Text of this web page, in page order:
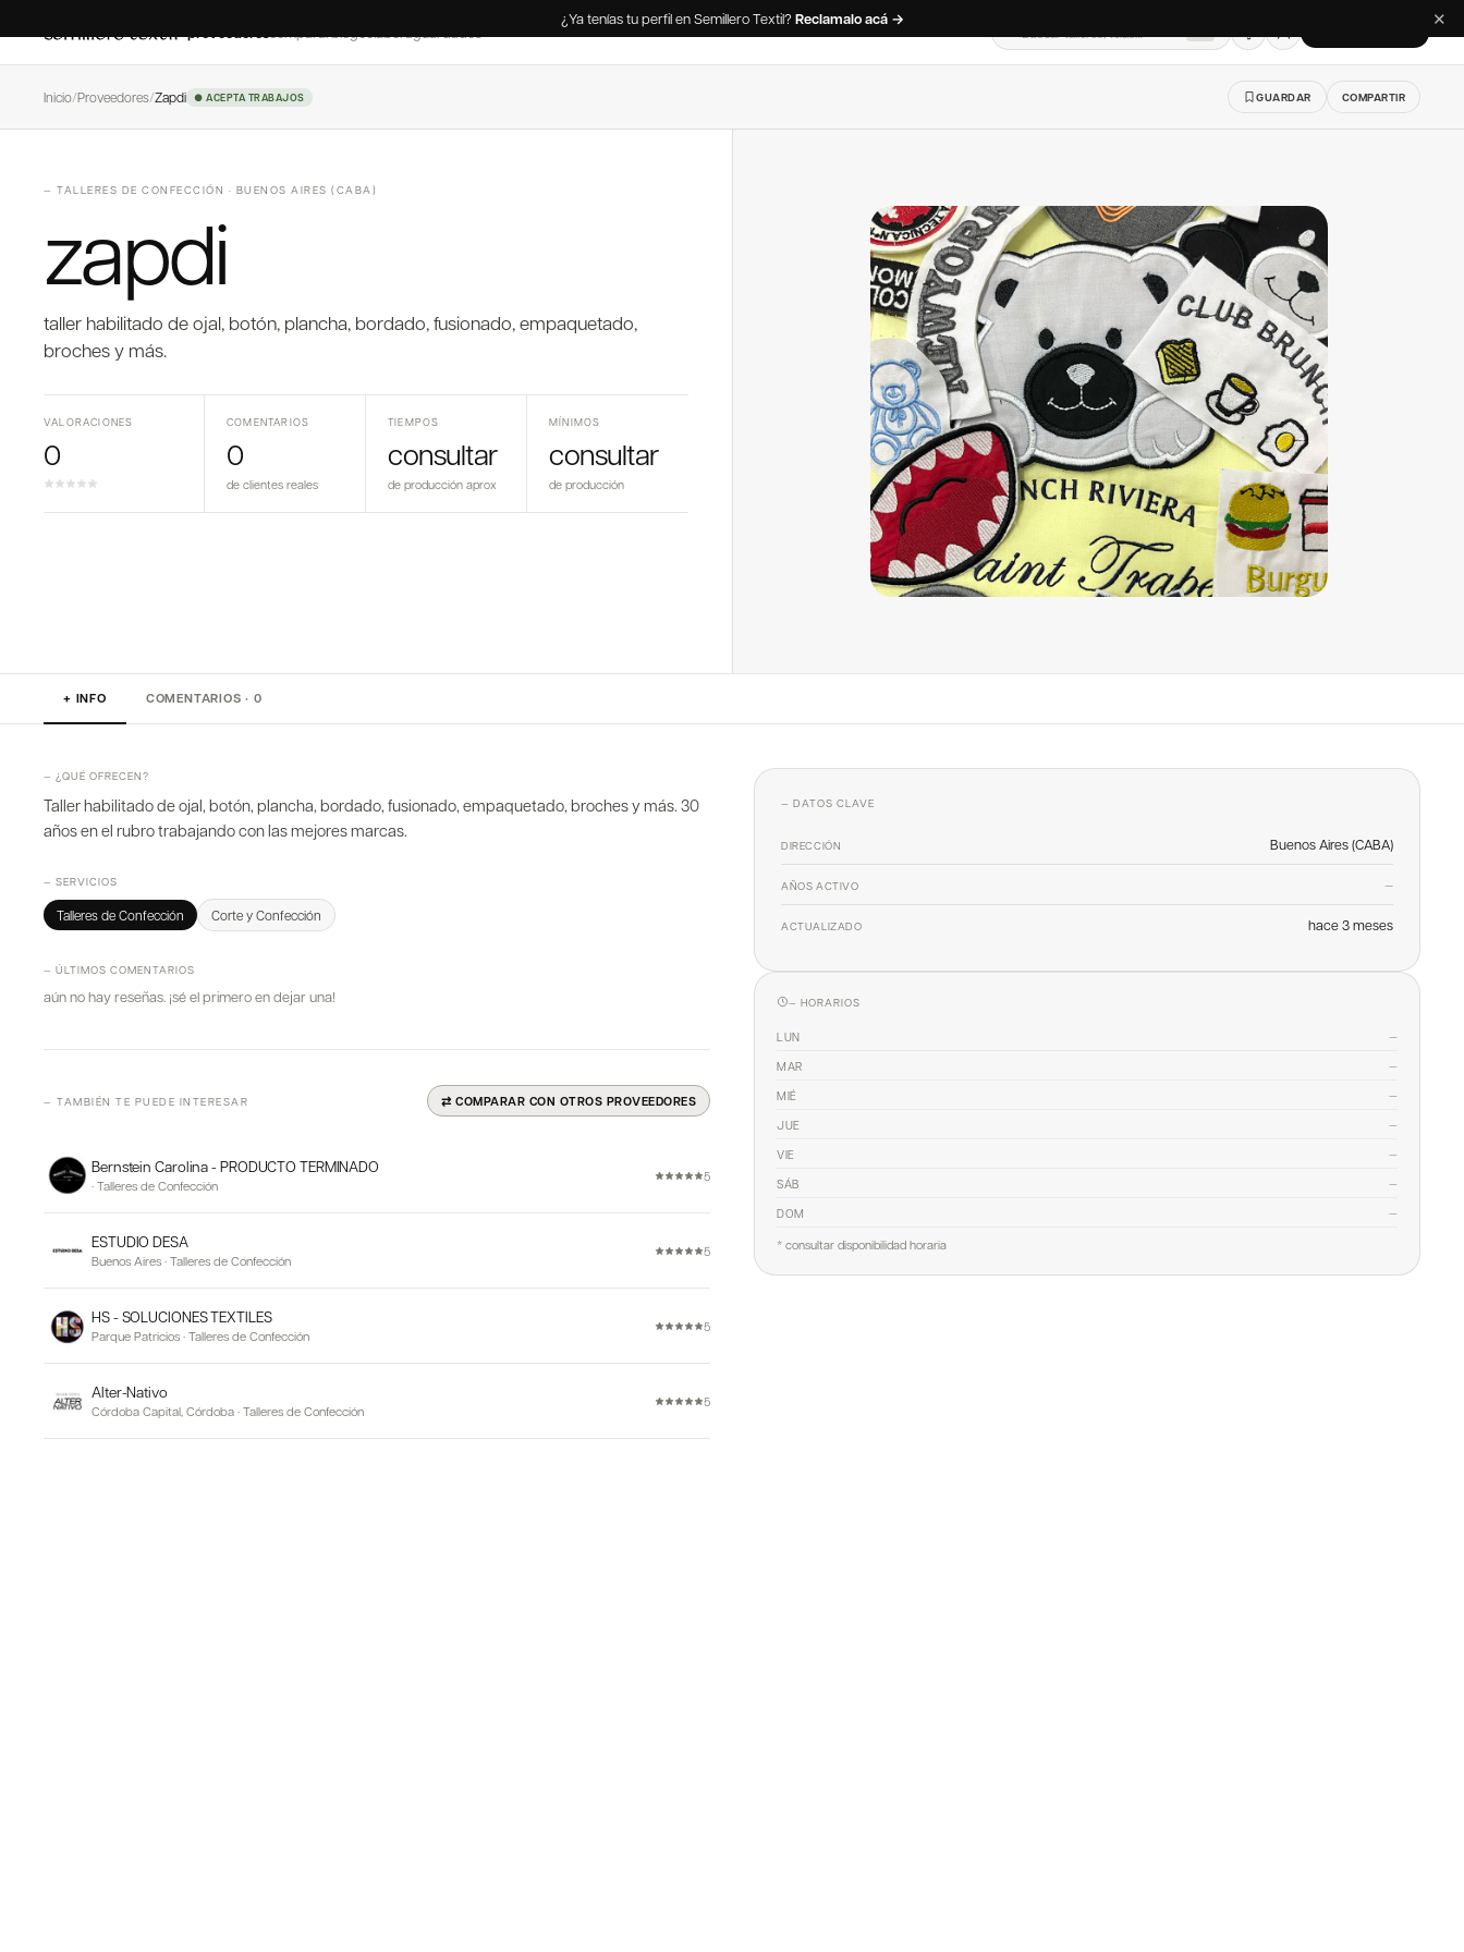
¿Ya tenías tu perfil en Semillero Textil? Reclamalo acá → ✕
Inicio/Proveedores/Zapdi ● ACEPTA TRABAJOS GUARDAR COMPARTIR
— TALLERES DE CONFECCIÓN · BUENOS AIRES (CABA)
zapdi
taller habilitado de ojal, botón, plancha, bordado, fusionado, empaquetado,
broches y más.
VALORACIONES
0
COMENTARIOS
0
de clientes reales
TIEMPOS
consultar
de producción aprox
MÍNIMOS
consultar
de producción
+ INFO COMENTARIOS · 0
— ¿QUÉ OFRECEN?
Taller habilitado de ojal, botón, plancha, bordado, fusionado, empaquetado, broches y más. 30
años en el rubro trabajando con las mejores marcas.
— SERVICIOS
Talleres de Confección Corte y Confección
— ÚLTIMOS COMENTARIOS
aún no hay reseñas. ¡sé el primero en dejar una!
— TAMBIÉN TE PUEDE INTERESAR ⇄ COMPARAR CON OTROS PROVEEDORES
Bernstein Carolina - PRODUCTO TERMINADO
· Talleres de Confección
5
ESTUDIO DESA
Buenos Aires · Talleres de Confección
5
HS - SOLUCIONES TEXTILES
Parque Patricios · Talleres de Confección
5
Alter-Nativo
Córdoba Capital, Córdoba · Talleres de Confección
5
— DATOS CLAVE
DIRECCIÓN Buenos Aires (CABA)
AÑOS ACTIVO —
ACTUALIZADO hace 3 meses
— HORARIOS
LUN —
MAR —
MIÉ —
JUE —
VIE —
SÁB —
DOM —
* consultar disponibilidad horaria